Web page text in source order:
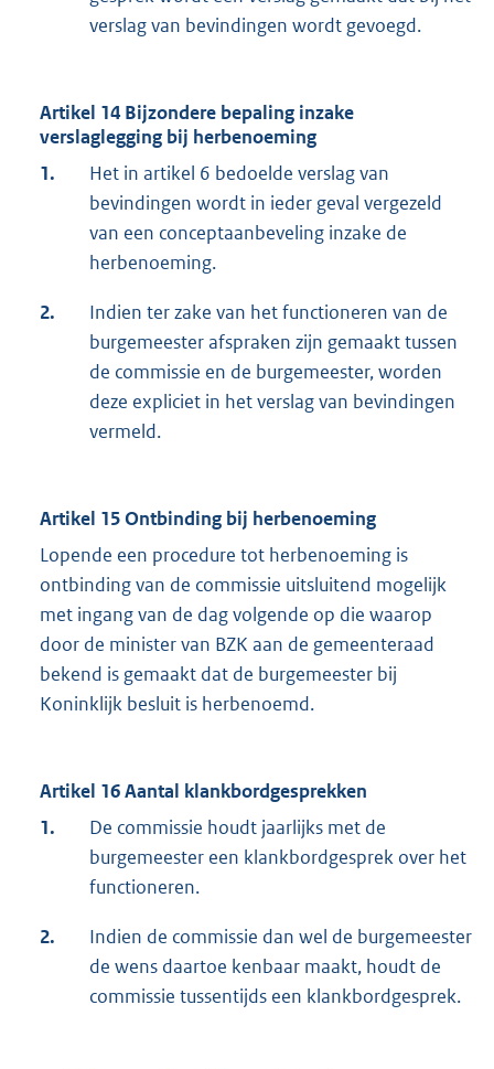
verslag van bevindingen wordt gevoegd.
Artikel 14 Bijzondere bepaling inzake
verslaglegging bij herbenoeming
1.
Het in artikel 6 bedoelde verslag van
bevindingen wordt in ieder geval vergezeld
van een conceptaanbeveling inzake de
herbenoeming.
2.
Indien ter zake van het functioneren van de
burgemeester afspraken zijn gemaakt tussen
de commissie en de burgemeester, worden
deze expliciet in het verslag van bevindingen
vermeld.
Artikel 15 Ontbinding bij herbenoeming
Lopende een procedure tot herbenoeming is
ontbinding van de commissie uitsluitend mogelijk
met ingang van de dag volgende op die waarop
door de minister van BZK aan de gemeenteraad
bekend is gemaakt dat de burgemeester bij
Koninklijk besluit is herbenoemd.
Artikel 16 Aantal klankbordgesprekken
1.
De commissie houdt jaarlijks met de
burgemeester een klankbordgesprek over het
functioneren.
2.
Indien de commissie dan wel de burgemeester
de wens daartoe kenbaar maakt, houdt de
commissie tussentijds een klankbordgesprek.